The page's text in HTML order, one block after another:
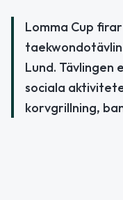
Lomma Cup
Lund. Tävlingen
sociala
korvgrillning,